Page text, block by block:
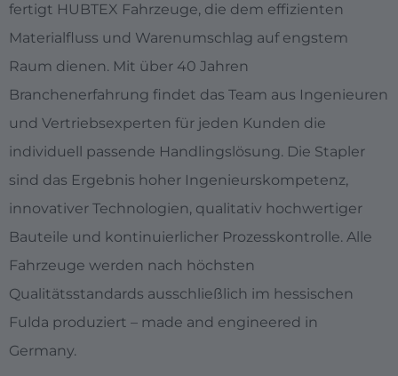
fertigt HUBTEX Fahrzeuge, die dem effizienten
Materialfluss und Warenumschlag auf engstem
Raum dienen. Mit über 40 Jahren
Branchenerfahrung findet das Team aus Ingenieuren
und Vertriebsexperten für jeden Kunden die
individuell passende Handlingslösung. Die Stapler
sind das Ergebnis hoher Ingenieurskompetenz,
innovativer Technologien, qualitativ hochwertiger
Bauteile und kontinuierlicher Prozesskontrolle. Alle
Fahrzeuge werden nach höchsten
Qualitätsstandards ausschließlich im hessischen
Fulda produziert – made and engineered in
Germany.